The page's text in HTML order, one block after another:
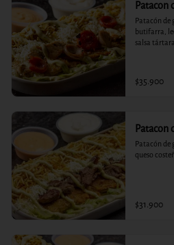
Patacon
Patacón de
butifarra,
salsa tártara
$35.900
Patacon
Patacón de
queso
$31.900